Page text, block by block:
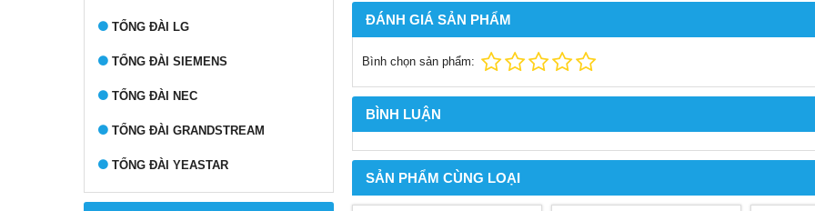
TỔNG ĐÀI LG
TỔNG ĐÀI SIEMENS
TỔNG ĐÀI NEC
TỔNG ĐÀI GRANDSTREAM
TỔNG ĐÀI YEASTAR
ĐÁNH GIÁ SẢN PHẨM
Bình chọn sản phẩm:
BÌNH LUẬN
SẢN PHẨM CÙNG LOẠI